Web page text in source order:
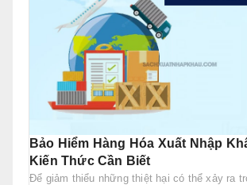
Bảo Hiểm Hàng Hóa Xuất Nhập
Kiến Thức Cần Biết
Để giảm thiểu những thiệt hại có thể xảy ra